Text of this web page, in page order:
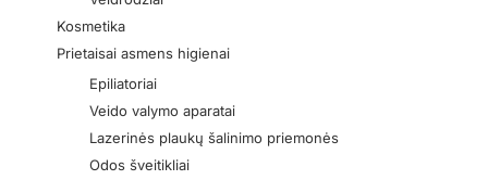
Kosmetika
Prietaisai asmens higienai
Epiliatoriai
Veido valymo aparatai
Lazerinės plaukų šalinimo priemonės
Odos šveitikliai